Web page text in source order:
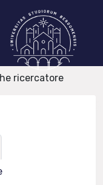
ricercatore